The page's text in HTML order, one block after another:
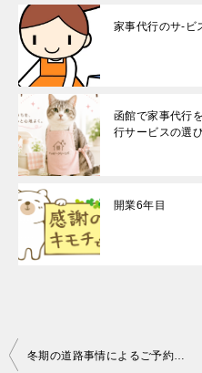
家事代行のサ-ビ
函館で家事代行
行サービスの選
開業6年目
投